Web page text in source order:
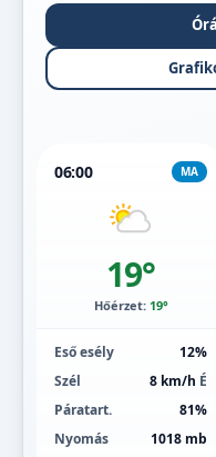
06:00 MA
19°
Hőérzet: 19°
Eső esély
12%
Szél
8 km/h É
Páratart.
81%
Nyomás
1018 mb